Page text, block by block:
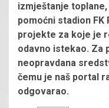
izmještanje
pomoćni stadion FK
projekte za koje je
odavno istekao. Za
neopravdana
čemu je naš portal
odgovarao.